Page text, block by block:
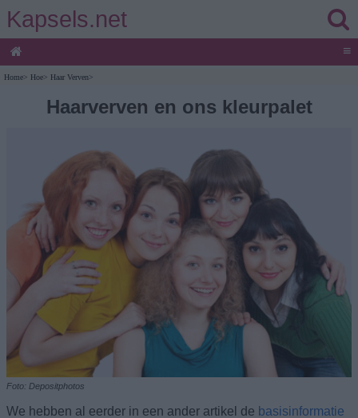
Kapsels.net
≡
Home> Hoe> Haar Verven>
Haarverven en ons kleurpalet
Foto: Depositphotos
We hebben al eerder in een ander artikel de basisinformatie